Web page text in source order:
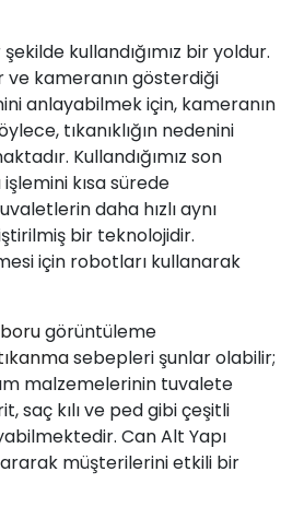
kullandığımız bir yoldur.
ve kameranın gösterdiği
anlayabilmek için, kameranın
tıkanıklığın nedenini
Kullandığımız son
işlemini kısa sürede
daha hızlı aynı
bir teknolojidir.
için robotları kullanarak
borugörüntüleme
sebepleri şunlar olabilir;
malzemelerinin tuvalete
saç kılı ve ped gibi çeşitli
Can Alt Yapı
müşterilerini etkili bir